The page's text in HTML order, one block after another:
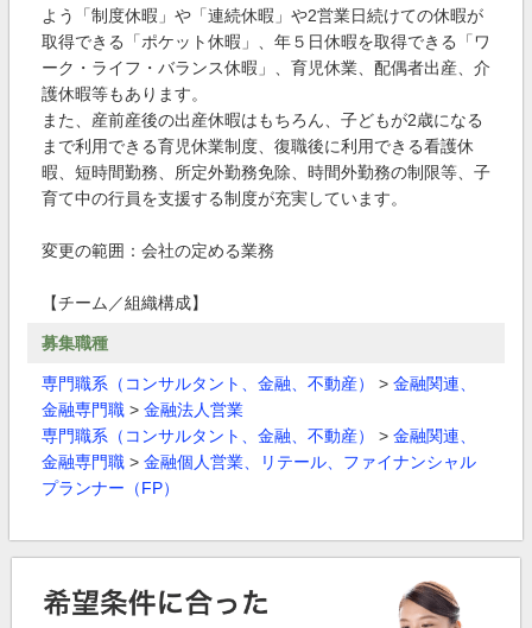
よう「制度休暇」や「連続休暇」や2営業日続けての休暇が
取得できる「ポケット休暇」、年５日休暇を取得できる「ワ
ーク・ライフ・バランス休暇」、育児休業、配偶者出産、介
護休暇等もあります。
また、産前産後の出産休暇はもちろん、子どもが2歳になる
まで利用できる育児休業制度、復職後に利用できる看護休
暇、短時間勤務、所定外勤務免除、時間外勤務の制限等、子
育て中の行員を支援する制度が充実しています。
変更の範囲：会社の定める業務
【チーム／組織構成】
募集職種
専門職系（コンサルタント、金融、不動産） > 金融関連、
金融専門職 > 金融法人営業
専門職系（コンサルタント、金融、不動産）
> 金融関連、
金融専門職 > 金融個人営業、リテール、ファイナンシャル
プランナー（FP）